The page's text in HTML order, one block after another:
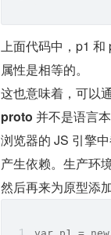
上面代码中，p1 和
属性是相等的。
这也意味着，可以
proto 并不是语言
浏览器的 JS 引擎
产生依赖。生产环
然后再来为原型添